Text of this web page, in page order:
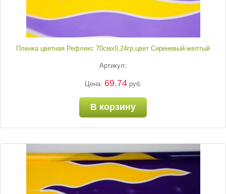
Пленка цветная Рефлекс 70смх0,24гр,цвет Сиреневый-желтый
Артикул:
Цена: 69.74руб.
В корзину